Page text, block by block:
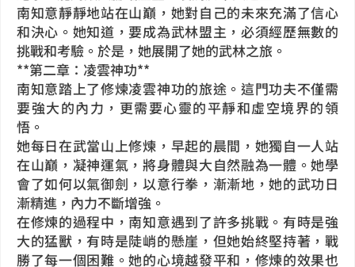
南知意靜靜地站在山巔，她對自己的未來充滿了信心
和決心。她知道，要成為武林盟主，必須經歷無數的
挑戰和考驗。於是，她展開了她的武林之旅。
**第二章：凌雲神功**
南知意踏上了修煉凌雲神功的旅途。這門功夫不僅需
要強大的內力，更需要心靈的平靜和虛空境界的領
悟。
她每日在武當山上修煉，早起的晨間，她獨自一人站
在山巔，凝神運氣，將身體與大自然融為一體。她學
會了如何以氣御劍，以意行拳，漸漸地，她的武功日
漸精進，內力不斷增強。
在修煉的過程中，南知意遇到了許多挑戰。有時是強
大的猛獸，有時是陡峭的懸崖，但她始終堅持著，戰
勝了每一個困難。她的心境越發平和，修煉的效果也